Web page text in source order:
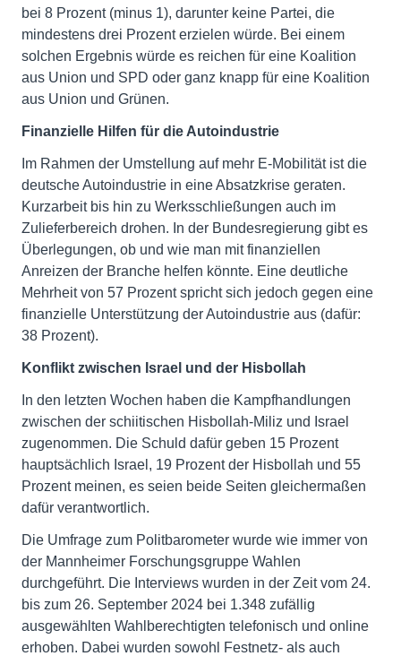
bei 8 Prozent (minus 1), darunter keine Partei, die
mindestens drei Prozent erzielen würde. Bei einem
solchen Ergebnis würde es reichen für eine Koalition
aus Union und SPD oder ganz knapp für eine Koalition
aus Union und Grünen.
Finanzielle Hilfen für die Autoindustrie
Im Rahmen der Umstellung auf mehr E-Mobilität ist die
deutsche Autoindustrie in eine Absatzkrise geraten.
Kurzarbeit bis hin zu Werksschließungen auch im
Zulieferbereich drohen. In der Bundesregierung gibt es
Überlegungen, ob und wie man mit finanziellen
Anreizen der Branche helfen könnte. Eine deutliche
Mehrheit von 57 Prozent spricht sich jedoch gegen eine
finanzielle Unterstützung der Autoindustrie aus (dafür:
38 Prozent).
Konflikt zwischen Israel und der Hisbollah
In den letzten Wochen haben die Kampfhandlungen
zwischen der schiitischen Hisbollah-Miliz und Israel
zugenommen. Die Schuld dafür geben 15 Prozent
hauptsächlich Israel, 19 Prozent der Hisbollah und 55
Prozent meinen, es seien beide Seiten gleichermaßen
dafür verantwortlich.
Die Umfrage zum Politbarometer wurde wie immer von
der Mannheimer Forschungsgruppe Wahlen
durchgeführt. Die Interviews wurden in der Zeit vom 24.
bis zum 26. September 2024 bei 1.348 zufällig
ausgewählten Wahlberechtigten telefonisch und online
erhoben. Dabei wurden sowohl Festnetz- als auch